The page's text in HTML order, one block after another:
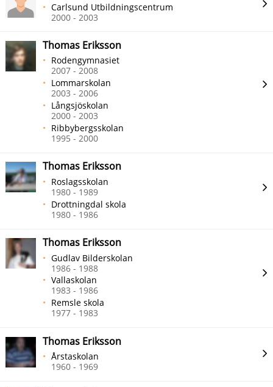
Carlsund Utbildningscentrum
2000 - 2003
Thomas Eriksson
Rodengymnasiet
2007 - 2008
Lommarskolan
2003 - 2006
Långsjöskolan
2000 - 2003
Ribbybergsskolan
1995 - 2000
Thomas Eriksson
Roslagsskolan
1980 - 1989
Drottningdal skola
1980 - 1986
Thomas Eriksson
Gudlav Bilderskolan
1986 - 1988
Vallaskolan
1983 - 1986
Remsle skola
1977 - 1983
Thomas Eriksson
Årstaskolan
1960 - 1969